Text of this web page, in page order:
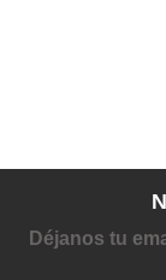
Déjanos tu